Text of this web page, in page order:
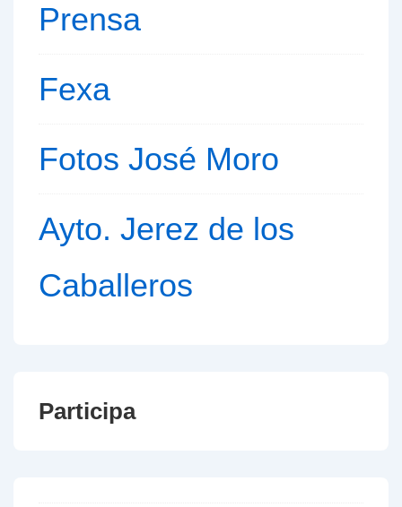
Prensa
Fexa
Fotos José Moro
Ayto. Jerez de los
Caballeros
Participa